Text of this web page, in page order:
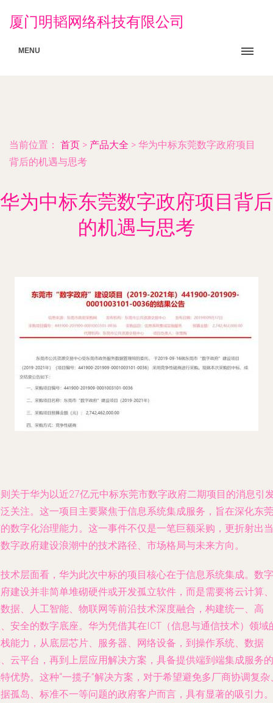
厦门明韬网络科技有限公司
MENU
当前位置： 首页 > 产品大全 > 华为中标东莞数字政府项目
背后的机遇与思考
华为中标东莞数字政府项目背后
的机遇与思考
关于华为以近27亿元中标东莞市数字政府二期项目的消息引
关注。这一项目主要聚焦于信息系统集成服务，旨在深化东莞
数字化治理能力。这一事件不仅是一笔巨额采购，更折射出当
字政府建设浪潮中的技术路径、市场格局与未来方向。
术层面看，华为此次中标的项目核心在于信息系统集成。数字
建设并非简单堆砌硬件或开发孤立软件，而是需要将云计算、
据、人工智能、物联网等前沿技术深度融合，构建统一、高
安全的数字底座。华为凭借其在ICT（信息与通信技术）领域
能力，从底层芯片、服务器、网络设备，到操作系统、数据
云平台，再到上层应用解决方案，具备提供端到端集成服务的
优势。这种“一揽子”解决方案，对于希望避免多厂商协调复杂
孤岛、标准不一等问题的政府客户而言，具有显著的吸引力。